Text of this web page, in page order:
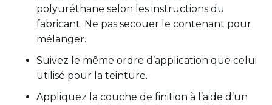
polyuréthane selon les instructions du
fabricant. Ne pas secouer le contenant pour
mélanger.
Suivez le même ordre d’application que celui
utilisé pour la teinture.
Appliquez la couche de finition à l’aide d’un